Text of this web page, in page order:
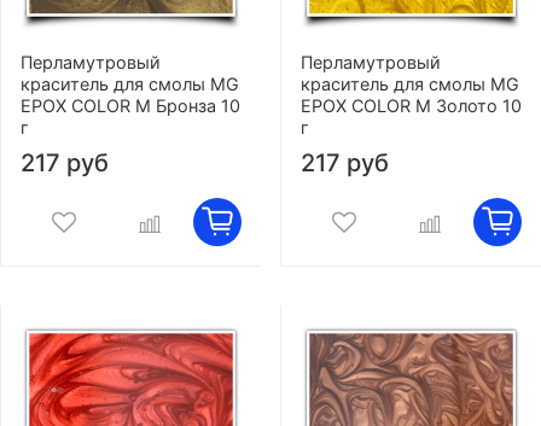
Перламутровый
краситель для смолы MG
EPOX COLOR M Бронза 10
г
217 руб
Перламутровый
краситель для смолы MG
EPOX COLOR M Золото 10
г
217 руб